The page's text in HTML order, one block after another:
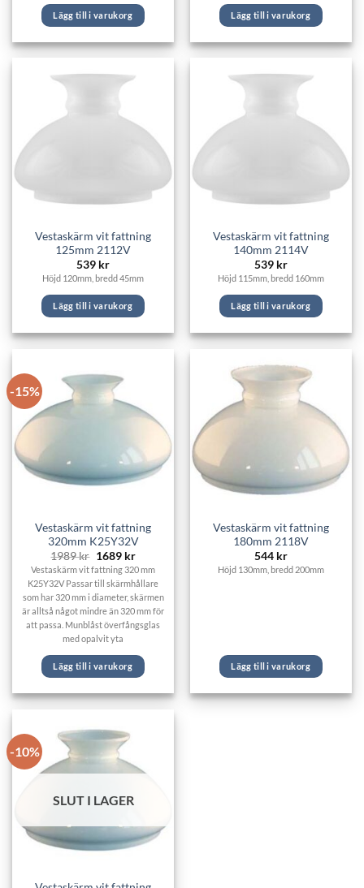
Lägg till i varukorg Lägg till i varukorg
Vestaskärm vit fattning
125mm 2112V
539 kr
Höjd 120mm, bredd 45mm
Lägg till i varukorg
Vestaskärm vit fattning
140mm 2114V
539 kr
Höjd 115mm, bredd 160mm
Lägg till i varukorg
-15%
Vestaskärm vit fattning
320mm K25Y32V
1989kr Det
ursprungliga
priset
var:
1989 kr.
1689 krDet
nuvarande
priset
är:
1689 kr.
Vestaskärm vit fattning 320 mm
K25Y32V Passar till skärmhållare
som har 320 mm i diameter, skärmen
är alltså något mindre än 320 mm för
att passa. Munblåst överfångsglas
med opalvit yta
Lägg till i varukorg
Vestaskärm vit fattning
180mm 2118V
544 kr
Höjd 130mm, bredd 200mm
Lägg till i varukorg
-10%
SLUT I LAGER